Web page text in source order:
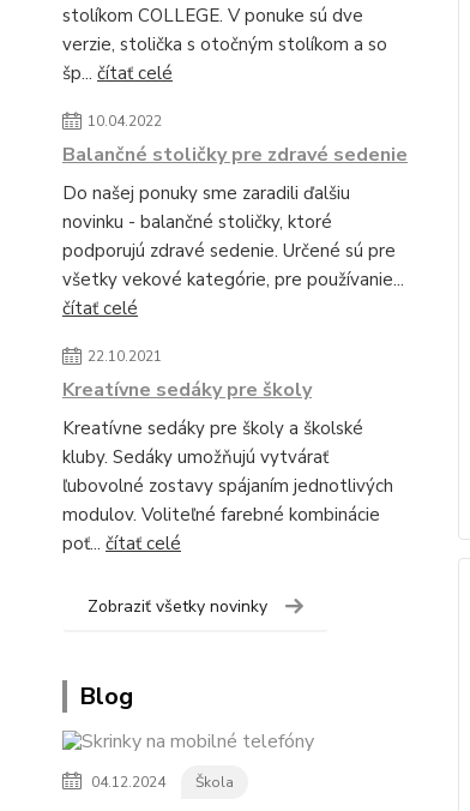
stolíkom COLLEGE. V ponuke sú dve
verzie, stolička s otočným stolíkom a so
šp... čítať celé
10.04.2022
Balančné stoličky pre zdravé sedenie
Do našej ponuky sme zaradili ďalšiu
novinku - balančné stoličky, ktoré
podporujú zdravé sedenie. Určené sú pre
všetky vekové kategórie, pre používanie...
čítať celé
22.10.2021
Kreatívne sedáky pre školy
Kreatívne sedáky pre školy a školské
kluby. Sedáky umožňujú vytvárať
ľubovolné zostavy spájaním jednotlivých
modulov. Voliteľné farebné kombinácie
poť... čítať celé
Zobraziť všetky novinky
Blog
04.12.2024 Škola